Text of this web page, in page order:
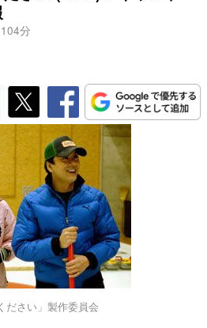
分
ださい」製作委員会